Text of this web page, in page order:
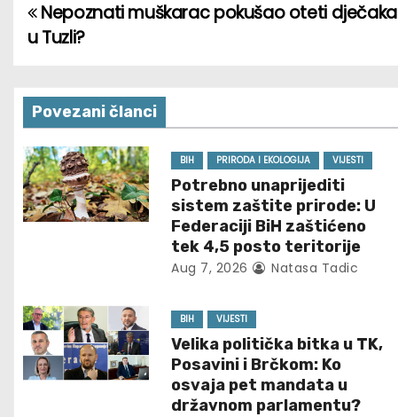
P
s
t
n
a
g
a
Nepoznati muškarac pokušao oteti dječaka
u Tuzli?
Povezani članci
BIH PRIRODA I EKOLOGIJA VIJESTI
Potrebno unaprijediti
sistem zaštite prirode: U
Federaciji BiH zaštićeno
tek 4,5 posto teritorije
Aug 7, 2026 Natasa Tadic
BIH VIJESTI
Velika politička bitka u TK,
Posavini i Brčkom: Ko
osvaja pet mandata u
državnom parlamentu?